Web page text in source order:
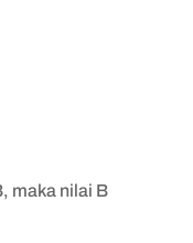
maka nilai B